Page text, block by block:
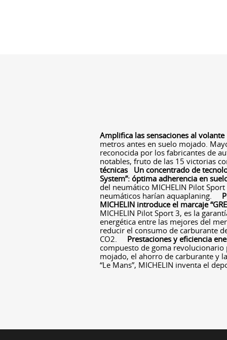
Amplifica las sensaciones al volante
metros antes en suelo mojado.
reconocida por los fabricantes de
notables, fruto de las 15 victorias
técnicas
Un concentrado de
System”: óptima adherencia en
del neumático MICHELIN Pilot
neumáticos harían aquaplaning.
MICHELIN introduce el marcaje
MICHELIN Pilot Sport 3, es la
energética entre las mejores del
reducir el consumo de carburante
CO2. Prestaciones y eficiencia
compuesto de goma
mojado, el ahorro de carburante y
“Le Mans”, MICHELIN inventa el